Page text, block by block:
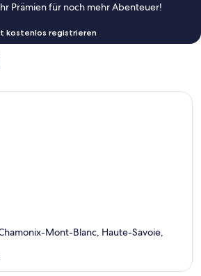
Prämien für noch mehr Abenteuer!
kostenlos registrieren
Mont-Blanc, Haute-Savoie,